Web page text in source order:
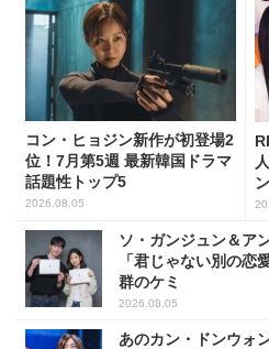
コン・ヒョジン新作が初登場2
位！7月第5週 最新韓国ドラマ
話題性トップ5
2026.08.05
ソ・ガンジュン＆ア
「君じゃない別の恋
群のケミ
2026.08.05
あのカン・ドンウォ